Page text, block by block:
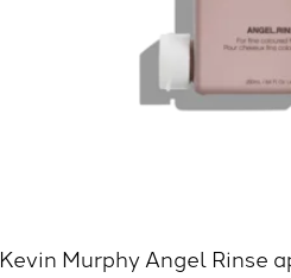
Kevin Murphy Angel Rinse